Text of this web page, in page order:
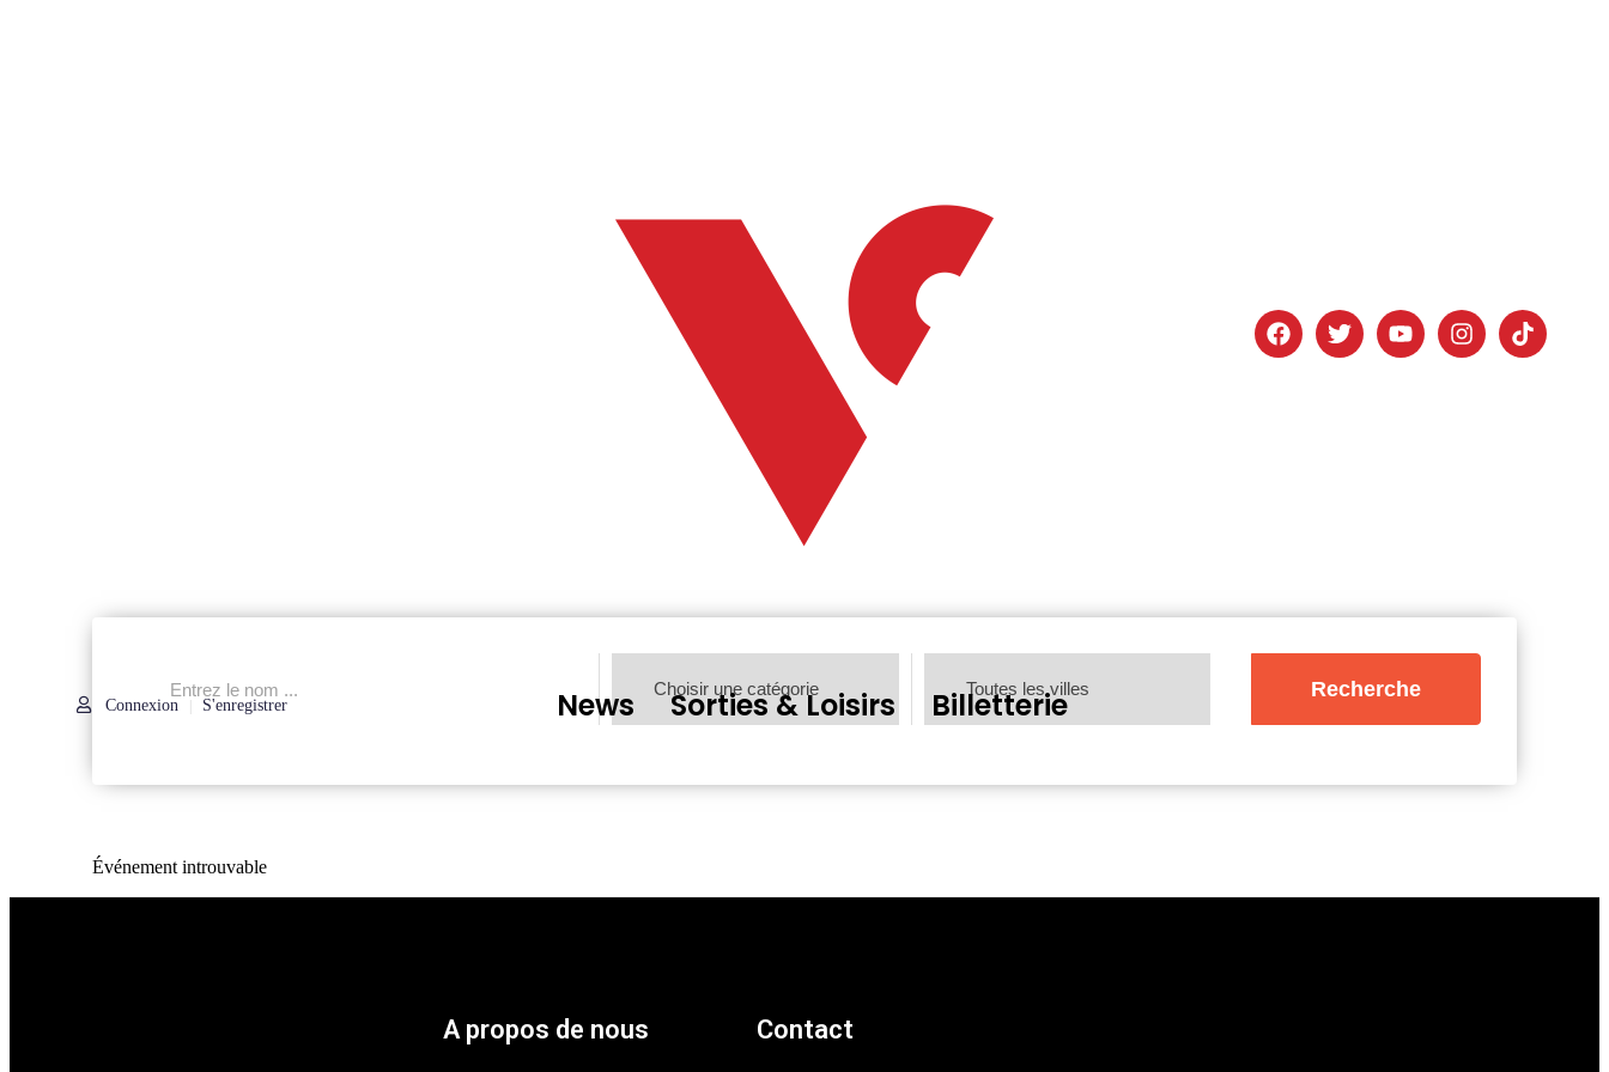
Connexion S'enregistrer News Sorties & Loisirs Billetterie
Événement introuvable
A propos de nous Contact